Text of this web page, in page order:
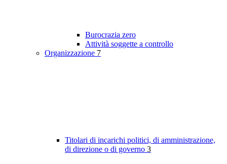
Burocrazia zero
Attività soggette a controllo
Organizzazione 7
Titolari di incarichi politici, di amministrazione,
di direzione o di governo 3